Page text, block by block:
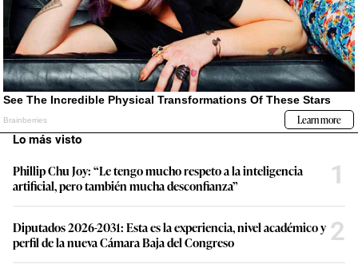
Lo más visto
Phillip Chu Joy: “Le tengo mucho respeto a la inteligencia
artificial, pero también mucha desconfianza”
1
Diputados 2026-2031: Esta es la experiencia, nivel académico y
perfil de la nueva Cámara Baja del Congreso
2